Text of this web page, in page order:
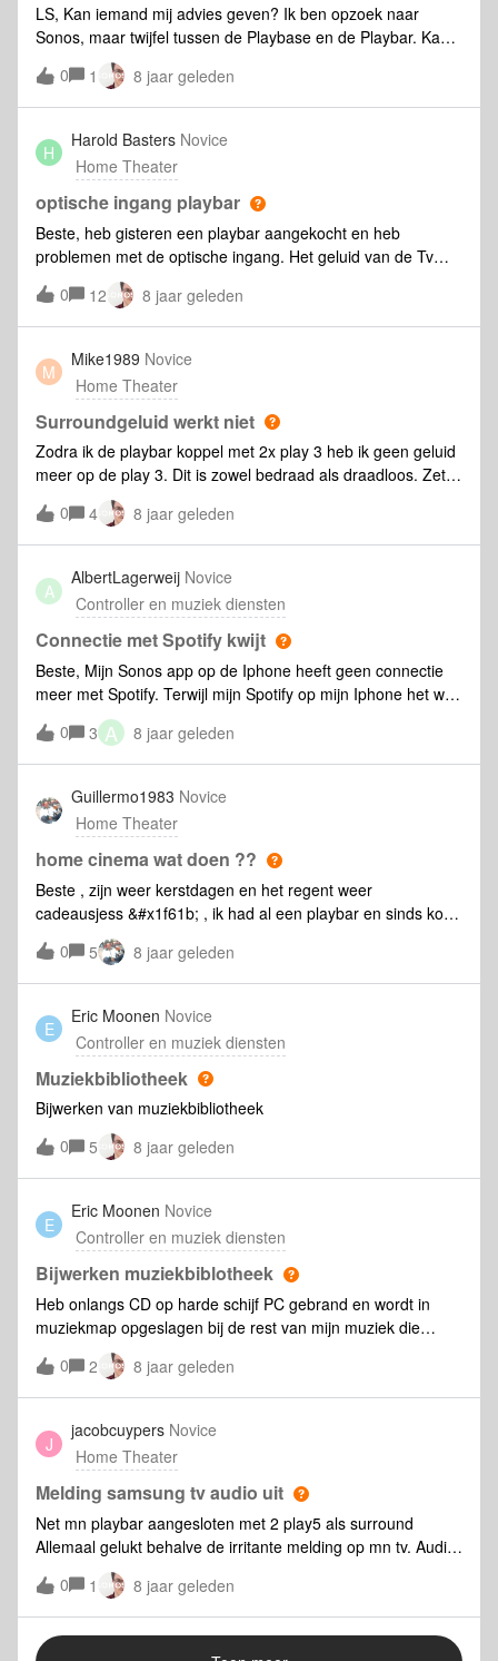
LS, Kan iemand mij advies geven? Ik ben opzoek naar
Sonos, maar twijfel tussen de Playbase en de Playbar. Kan
iemand mij uit ervaring vertellen hoe het klinkt en wat het
verschil is? (behalve de opstellen) Ik wil hem koppelen met 2
x Play 3. Qua bas geluid zonder sub kom je dan beter weg
met een base of een bar? Of is een sub echt een aanrader
in zo'n opstelling?
0 1 8 jaar geleden
H
Harold Basters Novice
Home Theater
optische ingang playbar
Beste, heb gisteren een playbar aangekocht en heb
problemen met de optische ingang. Het geluid van de Tv
komt als aan/uit, halve seconde geluid, halve seconde geen
geluid. Ik gebruik een converter analoog audio in/ optisch
uit. Ik heb ook de analoge audio uitgang van mijn cd speler
via converter op de playbar aangesloten, dit geeft hetzelfde
resultaat: geluid, geen geluid, geluid, geen geluid..... Iemand
enig idee?
0 12 8 jaar geleden
M
Mike1989 Novice
Home Theater
Surroundgeluid werkt niet
Zodra ik de playbar koppel met 2x play 3 heb ik geen geluid
meer op de play 3. Dit is zowel bedraad als draadloos. Zet ik
de playbar in een groep met de play 3 dan heb ik overal
geluid. Diagnose verstuurd met nummer 6720655
0 4 8 jaar geleden
A
AlbertLagerweij Novice
Controller en muziek diensten
Connectie met Spotify kwijt
Beste, Mijn Sonos app op de Iphone heeft geen connectie
meer met Spotify. Terwijl mijn Spotify op mijn Iphone het wel
gewoon doet. Hoe los ik dit op.?
0 3 A 8 jaar geleden
Guillermo1983 Novice
Home Theater
home cinema wat doen ??
Beste , zijn weer kerstdagen en het regent weer
cadeausjess &#x1f61b; , ik had al een playbar en sinds kort
een sub erbij. graag wil ik nu de lijn doortrekken om mijn
homecinema volledig te maken met extra speakers,... wat
doe ik het beste ? 2xplay:1 of de play 3 voor een goed
cinema geluid. natuurlijk gaat het de play:3 worden voor een
beter geluid maar ik wil niet extra geld uitgeven terwijl het
misschien perfect te doen is met de play:1's kan iemand mij
hier een eerlijk en goed advies over geven?... alvast
bedankt en prettige feestdagen nog!!!!
0 5 8 jaar geleden
E
Eric Moonen Novice
Controller en muziek diensten
Muziekbibliotheek
Bijwerken van muziekbibliotheek
0
5 8 jaar geleden
E
Eric Moonen Novice
Controller en muziek diensten
Bijwerken muziekbiblotheek
Heb onlangs CD op harde schijf PC gebrand en wordt in
muziekmap opgeslagen bij de rest van mijn muziek die
verbonden is met de SONOS controller. Na bijwerken van de
muziekbibliotheek op de controller wordt deze CD echter
niet in de muziekbibliotheek weergegeven. Wat kan de
reden zijn en hoe kan dit verholpen worden?
0 2 8 jaar geleden
J
jacobcuypers Novice
Home Theater
Melding samsung tv audio uit
Net mn playbar aangesloten met 2 play5 als surround
Allemaal gelukt behalve de irritante melding op mn tv. Audio
uit blijft verschijnen op mn tv. Iemand een idee hoe deze
melding niet meer te tonen? Bvd jacob
0 1 8 jaar geleden